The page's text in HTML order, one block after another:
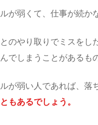
が弱くて、仕事が続か
のやり取りでミスをし
でしまうことがあるも
が弱い人であれば、落
もあるでしょう。